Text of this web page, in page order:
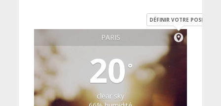
PARIS
DÉFINIR VOTRE POSITION
20°
clear sky